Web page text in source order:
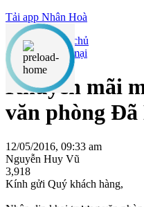
Tải app Nhân Hoà
Khuyến mại
Khuyến mãi
văn phòng Đã
12/05/2016, 09:33 am
Nguyễn Huy Vũ
3,918
Kính gửi Quý khách hàng,